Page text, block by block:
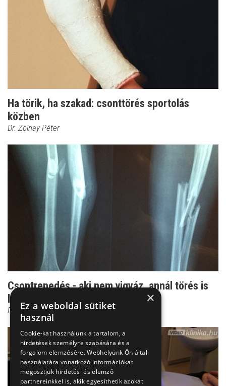
Ha törik, ha szakad: csonttörés sportolás
közben
Dr. Zolnay Péter
Csontrepedés - aki nem vigyáz, annál törés is
lehet belőle!
Dr. Zolnay Péter
×
Ez a weboldal sütiket
használ
Cookie-kat használunk a tartalom, a
hirdetések személyre szabására és a
forgalom elemzésére. Webhelyünk Ön általi
használatára vonatkozó információkat
megosztjuk hirdetési és elemző
partnereinkkel is, akik egyesíthetik azokat